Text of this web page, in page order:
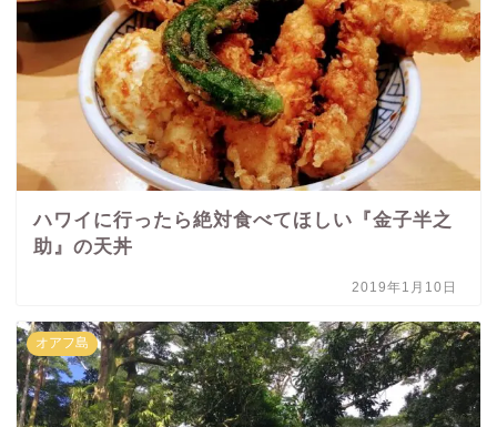
ハワイに行ったら絶対食べてほしい『金子半之
助』の天丼
2019年1月10日
オアフ島